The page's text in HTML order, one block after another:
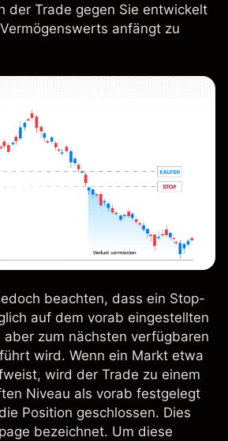
der Trade gegen Sie entwickelt
anfängt zu
beachten, dass ein Stop-
auf dem vorab eingestellten
aber zum nächsten verfügbaren
wird. Wenn ein Markt etwa
wird der Trade zu einem
Niveau als vorab festgelegt
Position geschlossen. Dies
bezeichnet. Um diese